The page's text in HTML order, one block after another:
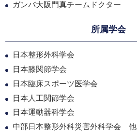
ガンバ大阪門真チームドクター
所属学会
日本整形外科学会
日本膝関節学会
日本臨床スポーツ医学会
日本人工関節学会
日本運動器科学会
中部日本整形外科災害外科学会 他